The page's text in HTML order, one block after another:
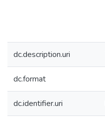
dc.description.uri
dc.format
dc.identifier.uri